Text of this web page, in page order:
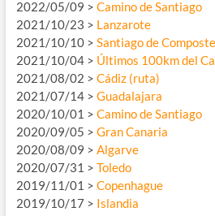
2022/05/09 > Camino de Santiago
2021/10/23 > Lanzarote
2021/10/10 > Santiago de
2021/10/04 > Últimos 100km del
2021/08/02 > Cádiz (ruta)
2021/07/14 > Guadalajara
2020/10/01 > Camino de Santiago
2020/09/05 > Gran Canaria
2020/08/09 > Algarve
2020/07/31 > Toledo
2019/11/01 > Copenhague
2019/10/17 > Islandia